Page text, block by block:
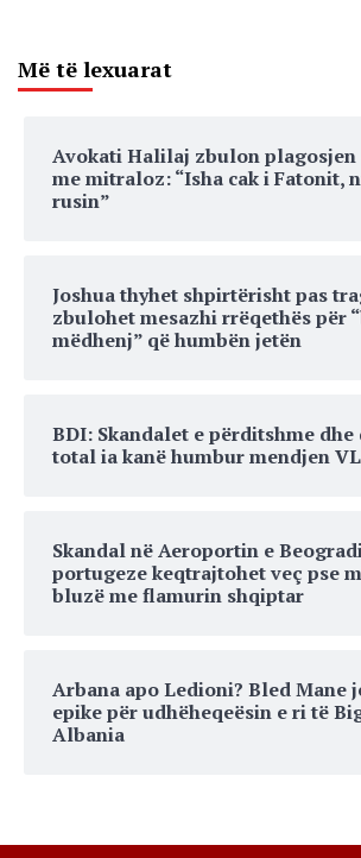
Më të lexuarat
Avokati Halilaj zbulon
me mitraloz: “Isha cak i Fatonit,
rusin”
Joshua thyhet shpirtërisht pas
zbulohet mesazhi rrëqethës për
mëdhenj” që humbën jetën
BDI: Skandalet e përditshme
total ia kanë humbur mendjen
Skandal në Aeroportin e
portugeze keqtrajtohet veç pse
bluzë me flamurin shqiptar
Arbana apo Ledioni? Bled Mane
epike për udhëheqeësin e ri të
Albania